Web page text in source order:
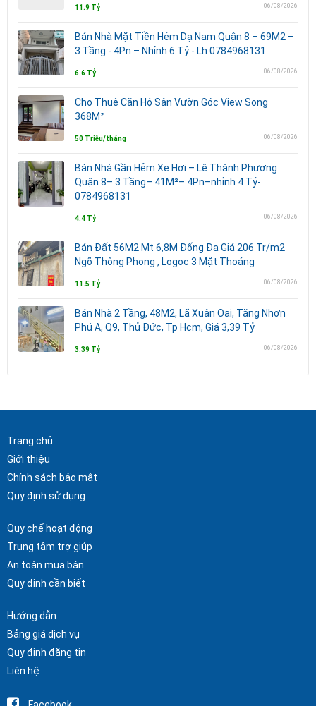
11.9 Tỷ 06/08/2026
Bán Nhà Mặt Tiền Hẻm Dạ Nam Quận 8 – 69M2 –
3 Tầng - 4Pn – Nhỉnh 6 Tỷ - Lh 0784968131
6.6 Tỷ 06/08/2026
Cho Thuê Căn Hộ Sân Vườn Góc View Song
368M²
50 Triệu/tháng 06/08/2026
Bán Nhà Gần Hẻm Xe Hơi – Lê Thành Phương
Quận 8– 3 Tầng– 41M²– 4Pn–nhỉnh 4 Tỷ-
0784968131
4.4 Tỷ 06/08/2026
Bán Đất 56M2 Mt 6,8M Đống Đa Giá 206 Tr/m2
Ngõ Thông Phong , Logoc 3 Mặt Thoáng
11.5 Tỷ 06/08/2026
Bán Nhà 2 Tầng, 48M2, Lã Xuân Oai, Tăng Nhơn
Phú A, Q9, Thủ Đức, Tp Hcm, Giá 3,39 Tỷ
3.39 Tỷ 06/08/2026
Trang chủ
Giới thiệu
Chính sách bảo mật
Quy định sử dụng
Quy chế hoạt động
Trung tâm trợ giúp
An toàn mua bán
Quy định cần biết
Hướng dẫn
Bảng giá dịch vụ
Quy định đăng tin
Liên hệ